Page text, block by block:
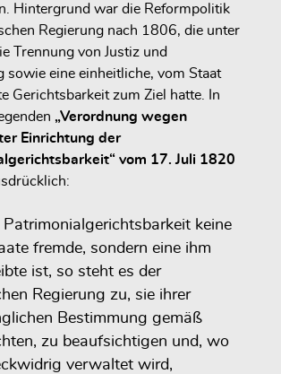
Hintergrund war die Reformpolitik
Regierung nach 1806, die unter
Trennung von Justiz und
sowie eine einheitliche, vom Staat
Gerichtsbarkeit zum Ziel hatte. In
„Verordnung wegen
Einrichtung der
vom 17. Juli 1820
Patrimonialgerichtsbarkeit keine
fremde, sondern eine ihm
ist, so steht es der
Regierung zu, sie ihrer
Bestimmung gemäß
zu beaufsichtigen und, wo
verwaltet wird,